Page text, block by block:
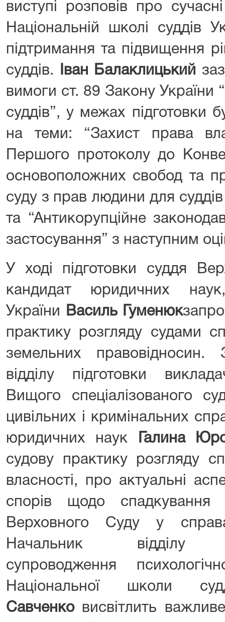
виступі розповів про сучасні
Національній школі суддів
підтримання та підвищення
суддів.
Іван Балаклицький
вимоги ст. 89 Закону України
суддів”, у межах підготовки
на теми: “Захист права
Першого протоколу до
основоположних свобод та
суду з прав людини для суддів
та “Антикорупційне
застосування” з наступним
У ході підготовки суддя
кандидат юридичних
України
Василь Гуменюк
практику розгляду судами
земельних правовідносин.
відділу підготовки
Вищого спеціалізованого
цивільних і кримінальних
юридичних наук
Галина
судову практику розгляду
власності, про актуальні
спорів щодо спадкування
Верховного Суду у
Начальник відділу
супроводження
Національної школи
Савченковисвітлить